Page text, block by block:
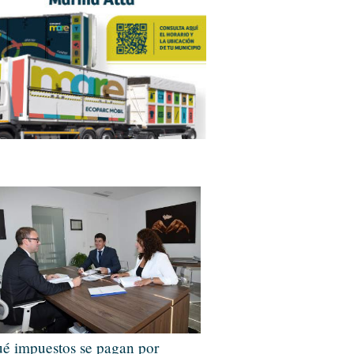
impuestos se pagan por